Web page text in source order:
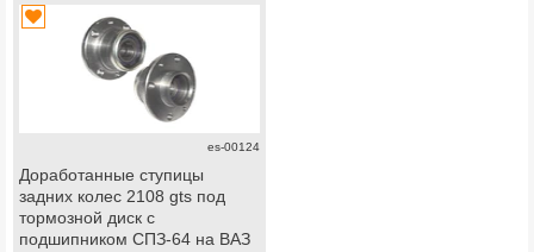
es-00124
Доработанные ступицы
задних колес 2108 gts под
тормозной диск c
подшипником СПЗ-64 на ВАЗ